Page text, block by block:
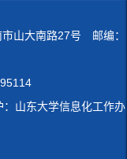
山大南路27号 邮编：
山东大学信息化工作办